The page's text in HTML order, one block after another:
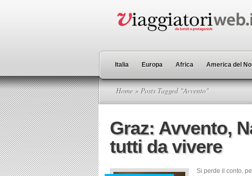
Italia Europa Africa America del
Home » Posts Tagged "Avvento"
Graz: Avvento,
tutti da vivere
Si perde il conto,